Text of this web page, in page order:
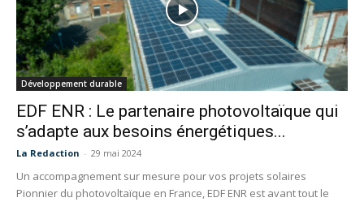
Développement durable
EDF ENR : Le partenaire photovoltaïque qui
s’adapte aux besoins énergétiques...
La Redaction - 29 mai 2024
Un accompagnement sur mesure pour vos projets solaires
Pionnier du photovoltaïque en France, EDF ENR est avant tout le